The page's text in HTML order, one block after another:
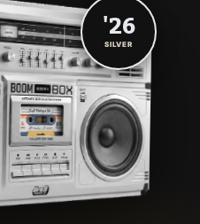
'26
SILVER